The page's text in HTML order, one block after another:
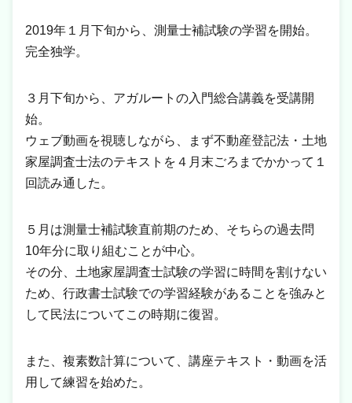
2019年１月下旬から、測量士補試験の学習を開始。
完全独学。
３月下旬から、アガルートの入門総合講義を受講開
始。
ウェブ動画を視聴しながら、まず不動産登記法・土地
家屋調査士法のテキストを４月末ごろまでかかって１
回読み通した。
５月は測量士補試験直前期のため、そちらの過去問
10年分に取り組むことが中心。
その分、土地家屋調査士試験の学習に時間を割けない
ため、行政書士試験での学習経験があることを強みと
して民法についてこの時期に復習。
また、複素数計算について、講座テキスト・動画を活
用して練習を始めた。